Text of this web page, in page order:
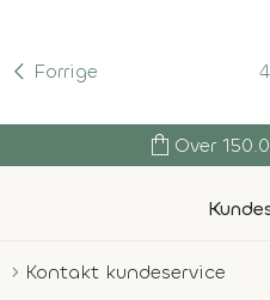
Forrige 4
shopping_bag Over
Kontakt kundeservice